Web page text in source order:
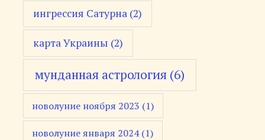
ингрессия Сатурна(2)
карта Украины (2)
мунданная астрология(6)
новолуние ноября 2023 (1)
новолуние января 2024(1)